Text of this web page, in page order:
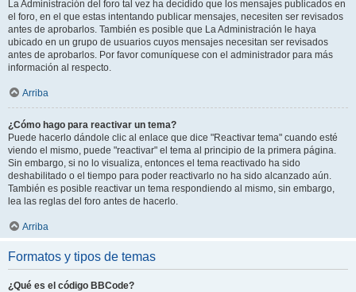
La Administración del foro tal vez ha decidido que los mensajes publicados en
el foro, en el que estas intentando publicar mensajes, necesiten ser revisados
antes de aprobarlos. También es posible que La Administración le haya
ubicado en un grupo de usuarios cuyos mensajes necesitan ser revisados
antes de aprobarlos. Por favor comuníquese con el administrador para más
información al respecto.
Arriba
¿Cómo hago para reactivar un tema?
Puede hacerlo dándole clic al enlace que dice "Reactivar tema" cuando esté
viendo el mismo, puede "reactivar" el tema al principio de la primera página.
Sin embargo, si no lo visualiza, entonces el tema reactivado ha sido
deshabilitado o el tiempo para poder reactivarlo no ha sido alcanzado aún.
También es posible reactivar un tema respondiendo al mismo, sin embargo,
lea las reglas del foro antes de hacerlo.
Arriba
Formatos y tipos de temas
¿Qué es el código BBCode?